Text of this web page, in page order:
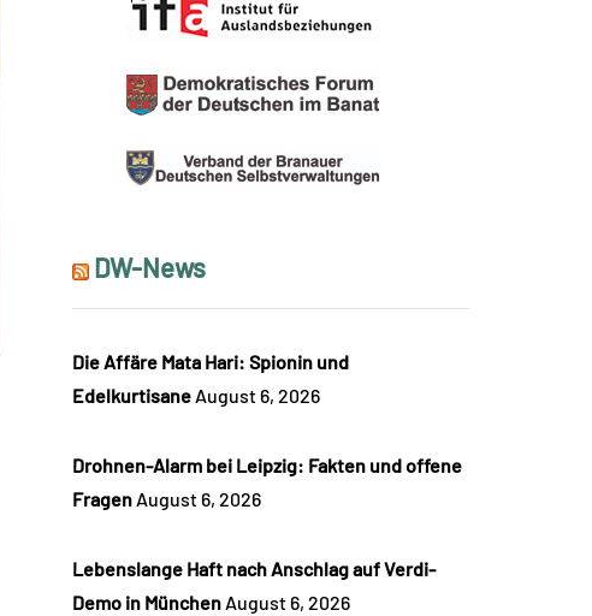
DW-News
Die Affäre Mata Hari: Spionin und
Edelkurtisane August 6, 2026
Drohnen-Alarm bei Leipzig: Fakten und offene
Fragen August 6, 2026
Lebenslange Haft nach Anschlag auf Verdi-
Demo in München August 6, 2026